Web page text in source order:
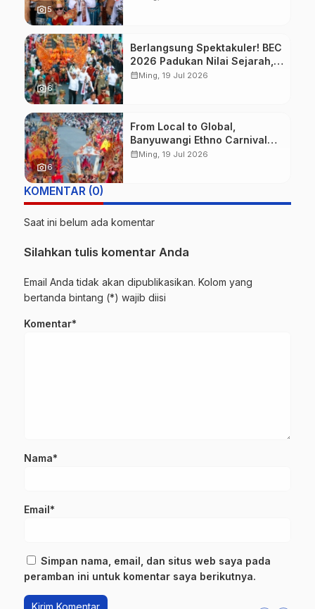
photo_camera5
photo_camera6
Berlangsung Spektakuler! BEC
2026 Padukan Nilai Sejarah,
Budaya, dan Fashion Berkelas
calendar_monthMing, 19 Jul 2026
photo_camera6
From Local to Global,
Banyuwangi Ethno Carnival
Buktikan Budaya Lokal Mampu
calendar_monthMing, 19 Jul 2026
KOMENTAR (0)
Saat ini belum ada komentar
Silahkan tulis komentar Anda
Email Anda tidak akan dipublikasikan. Kolom yang
bertanda bintang (*) wajib diisi
Komentar*
Nama*
Email*
Simpan nama, email, dan situs web saya pada
peramban ini untuk komentar saya berikutnya.